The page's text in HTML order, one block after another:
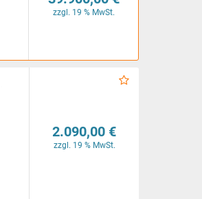
zzgl. 19 % MwSt.
2.090,00 €
zzgl. 19 % MwSt.